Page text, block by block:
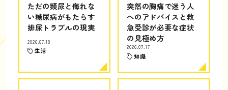
ただの頻尿と侮れな
い糖尿病がもたらす
排尿トラブルの現実
2026.07.18
生活
突然の胸痛で迷う人
へのアドバイスと救
急受診が必要な症状
の見極め方
2026.07.17
知識